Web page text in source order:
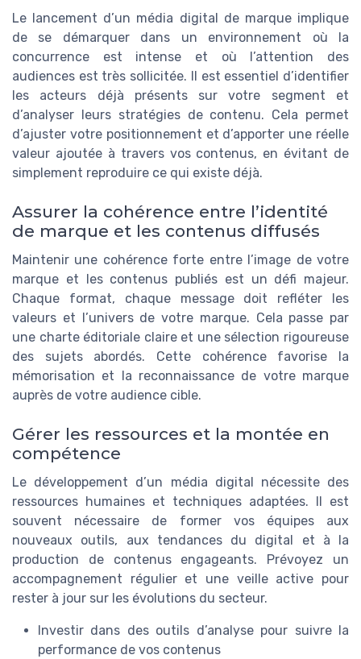
Le lancement d’un média digital de marque implique
de se démarquer dans un environnement où la
concurrence est intense et où l’attention des
audiences est très sollicitée. Il est essentiel d’identifier
les acteurs déjà présents sur votre segment et
d’analyser leurs stratégies de contenu. Cela permet
d’ajuster votre positionnement et d’apporter une réelle
valeur ajoutée à travers vos contenus, en évitant de
simplement reproduire ce qui existe déjà.
Assurer la cohérence entre l’identité
de marque et les contenus diffusés
Maintenir une cohérence forte entre l’image de votre
marque et les contenus publiés est un défi majeur.
Chaque format, chaque message doit refléter les
valeurs et l’univers de votre marque. Cela passe par
une charte éditoriale claire et une sélection rigoureuse
des sujets abordés. Cette cohérence favorise la
mémorisation et la reconnaissance de votre marque
auprès de votre audience cible.
Gérer les ressources et la montée en
compétence
Le développement d’un média digital nécessite des
ressources humaines et techniques adaptées. Il est
souvent nécessaire de former vos équipes aux
nouveaux outils, aux tendances du digital et à la
production de contenus engageants. Prévoyez un
accompagnement régulier et une veille active pour
rester à jour sur les évolutions du secteur.
Investir dans des outils d’analyse pour suivre la
performance de vos contenus